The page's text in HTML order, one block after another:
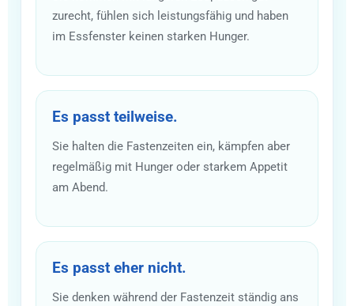
zurecht, fühlen sich leistungsfähig und haben
im Essfenster keinen starken Hunger.
Es passt teilweise.
Sie halten die Fastenzeiten ein, kämpfen aber
regelmäßig mit Hunger oder starkem Appetit
am Abend.
Es passt eher nicht.
Sie denken während der Fastenzeit ständig ans